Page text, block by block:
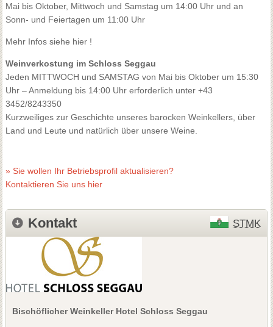
Mai bis Oktober, Mittwoch und Samstag um 14:00 Uhr und an
Sonn- und Feiertagen um 11:00 Uhr
Mehr Infos siehe hier !
Weinverkostung im Schloss Seggau
Jeden MITTWOCH und SAMSTAG von Mai bis Oktober um 15:30
Uhr – Anmeldung bis 14:00 Uhr erforderlich unter +43
3452/8243350
Kurzweiliges zur Geschichte unseres barocken Weinkellers, über
Land und Leute und natürlich über unsere Weine.
» Sie wollen Ihr Betriebsprofil aktualisieren?
Kontaktieren Sie uns hier
Kontakt STMK
Bischöflicher Weinkeller Hotel Schloss Seggau